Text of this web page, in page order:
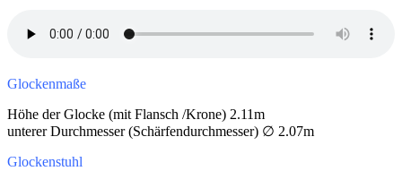
Glockenmaße
Höhe der Glocke (mit Flansch /Krone) 2.11m
unterer Durchmesser (Schärfendurchmesser) ∅ 2.07m
Glockenstuhl